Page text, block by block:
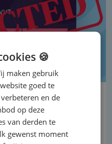
niet rond:
ORT en
🍪
maken gebruik
goed te
en de
op deze
van derden te
gewenst moment